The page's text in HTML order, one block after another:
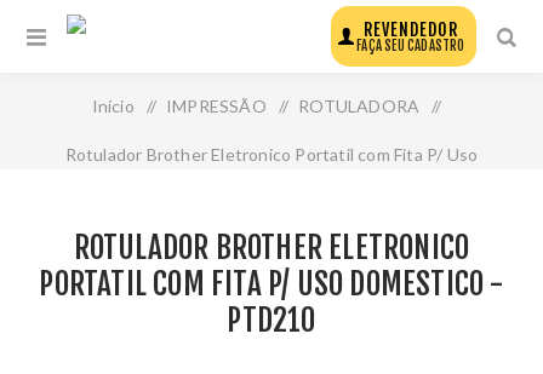
REVENDEDOR
FAÇA SEU CADASTRO
Início / IMPRESSÃO / ROTULADORA /
Rotulador Brother Eletronico Portatil com Fita P/ Uso
ROTULADOR BROTHER ELETRONICO
PORTATIL COM FITA P/ USO DOMESTICO -
PTD210